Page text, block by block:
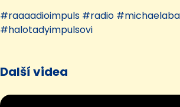
#raaaadioimpuls #radio
#halotadyimpulsovi
Další videa